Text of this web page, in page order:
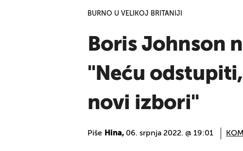
BURNO U VELIKOJ BRITANIJI
Boris Johnson
"Neću
novi izbori"
Piše Hina, 06. srpnja 2022. @ 19:01